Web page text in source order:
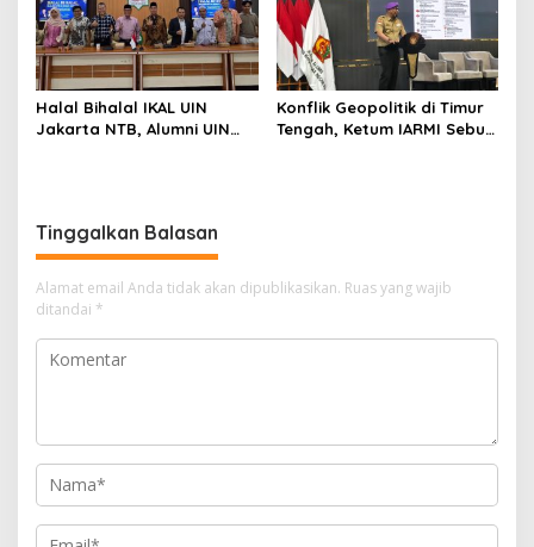
Halal Bihalal IKAL UIN
Jakarta NTB, Alumni UIN
Konflik Geopolitik di Timur
Tengah, Ketum IARMI Sebut
Tinggalkan Balasan
Alamat email Anda tidak akan dipublikasikan. Ruas yang wajib
ditandai *